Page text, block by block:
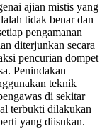
ajian mistis yang
tidak benar dan
pengamanan
diterjunkan secara
pencurian dompet
Penindakan
teknik
di sekitar
terbukti dilakukan
yang diisukan.